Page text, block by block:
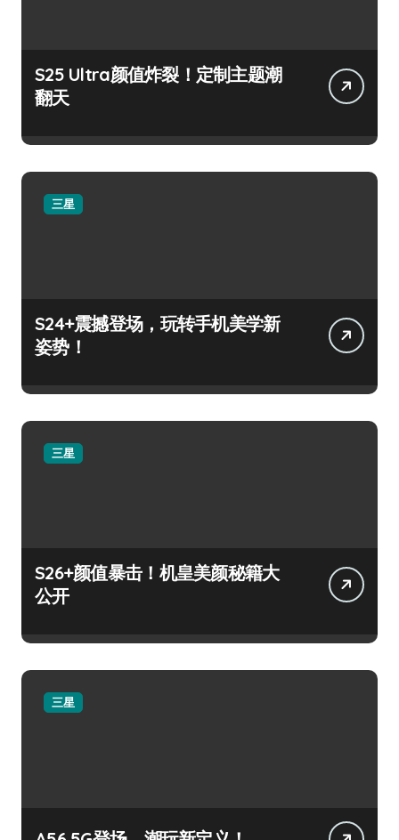
S25 Ultra颜值炸裂！定制主题潮
翻天
三星
S24+震撼登场，玩转手机美学新
姿势！
三星
S26+颜值暴击！机皇美颜秘籍大
公开
三星